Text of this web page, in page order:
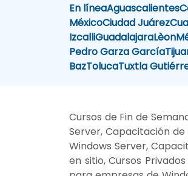
En líneaAguascalientes
MéxicoCiudad Juárez
IzcalliGuadalajaraLèon
Pedro Garza García
BazTolucaTuxtla
Cursos de Fin de
Server, Capacitación
Windows Server,
en sitio, Cursos